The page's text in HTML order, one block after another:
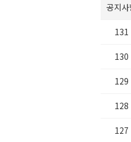
공지사
131
130
129
128
127